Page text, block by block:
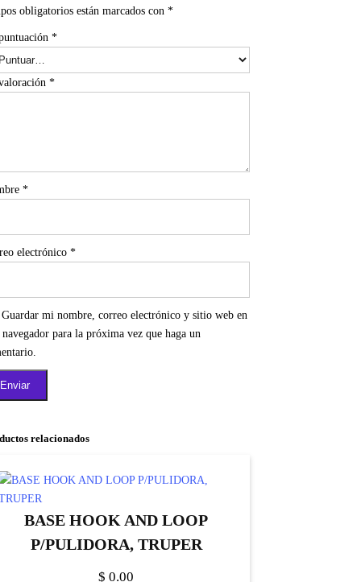
obligatorios están marcados con *
*
*
*
electrónico *
Guardar mi nombre, correo electrónico y sitio web en
navegador para la próxima vez que haga un
relacionados
BASE HOOK AND LOOP
P/PULIDORA, TRUPER
$ 0.00